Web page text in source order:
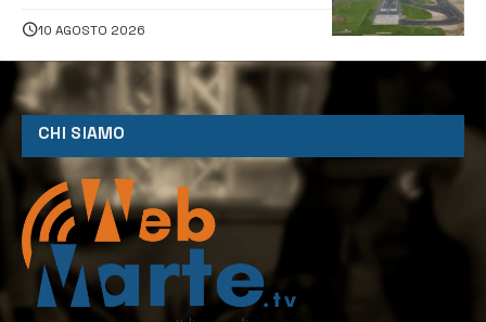
10 AGOSTO 2026
CHI SIAMO